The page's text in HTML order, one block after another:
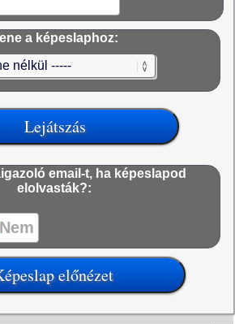
a képeslaphoz:
email-t, ha képeslapod
elolvasták?:
Nem